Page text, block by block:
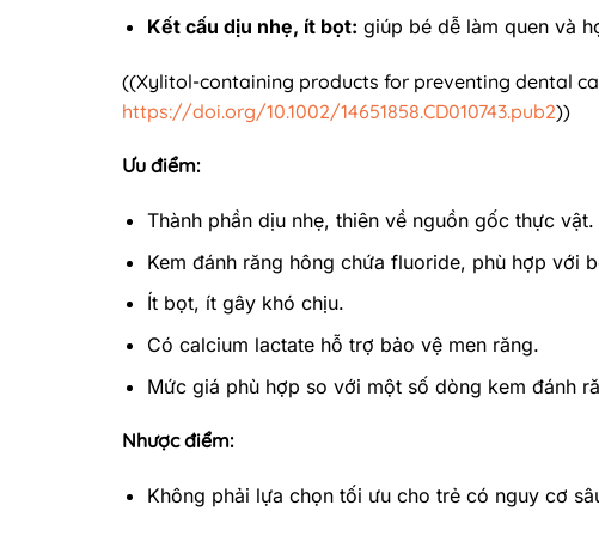
Kết cấu dịu nhẹ, ít bọt: giúp bé dễ làm quen và
((Xylitol-containing products for preventing dental
https://doi.org/10.1002/14651858.CD010743.pub2))
Ưu điểm:
Thành phần dịu nhẹ, thiên về nguồn gốc thực vật.
Kem đánh răng hông chứa fluoride, phù hợp với
Ít bọt, ít gây khó chịu.
Có calcium lactate hỗ trợ bảo vệ men răng.
Mức giá phù hợp so với một số dòng kem đánh
Nhược điểm:
Không phải lựa chọn tối ưu cho trẻ có nguy cơ